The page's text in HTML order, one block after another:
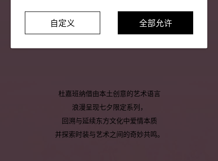
杜嘉班纳借由本土创意的艺术语言
浪漫呈现七夕限定系列，
回溯与延续东方文化中爱情本质
并探索时装与艺术之间的奇妙共鸣。
自定义 全部允许